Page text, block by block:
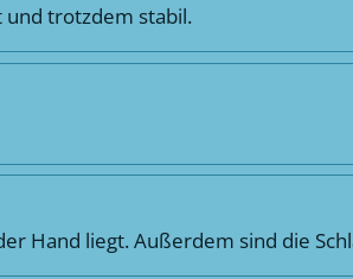
und trotzdem stabil.
Hand liegt. Außerdem sind die